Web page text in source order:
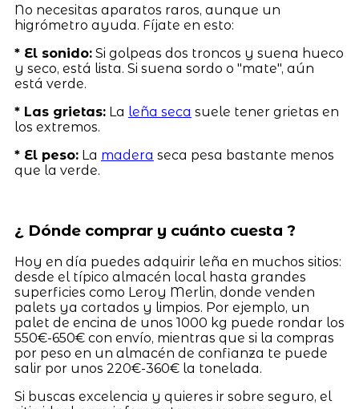
No necesitas aparatos raros, aunque un
higrómetro ayuda. Fíjate en esto:
* El sonido:Si golpeas dos troncos y suena hueco
y seco, está lista. Si suena sordo o "mate", aún
está verde.
* Las grietas:La leña seca suele tener grietas en
los extremos.
* El peso:La madera seca pesa bastante menos
que la verde.
¿ Dónde comprar y cuánto cuesta ?
Hoy en día puedes adquirir leña en muchos sitios:
desde el típico almacén local hasta grandes
superficies como Leroy Merlin, donde venden
palets ya cortados y limpios. Por ejemplo, un
palet de encina de unos 1000 kg puede rondar los
550€-650€ con envío, mientras que si la compras
por peso en un almacén de confianza te puede
salir por unos 220€-360€ la tonelada.
Si buscas excelencia y quieres ir sobre seguro, el